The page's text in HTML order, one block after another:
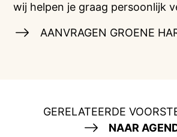
wij helpen je graag persoonlijk
AANVRAGEN GROENE
GERELATEERDE
NAAR